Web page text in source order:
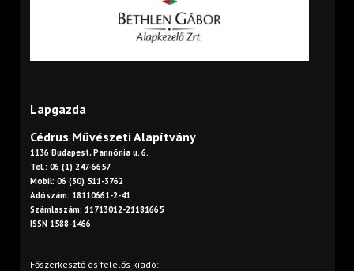
Lapgazda
Cédrus Művészeti Alapítvány
1136 Budapest, Pannónia u. 6.
Tel.: 06 (1) 247-6657
Mobil: 06 (30) 511-3762
Adószám: 18110661-2-41
Számlaszám: 11713012-21181665
ISSN 1588-1466
Főszerkesztő és felelős kiadó: